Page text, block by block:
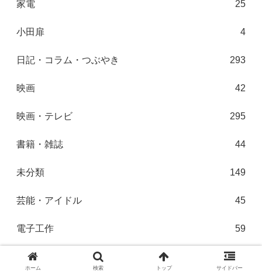
家電 25
小田扉 4
日記・コラム・つぶやき 293
映画 42
映画・テレビ 295
書籍・雑誌 44
未分類 149
芸能・アイドル 45
電子工作 59
電子書籍
ホーム 検索 トップ サイドバー